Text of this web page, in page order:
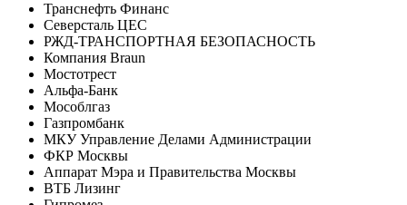
Транснефть Финанс
Северсталь ЦЕС
РЖД-ТРАНСПОРТНАЯ БЕЗОПАСНОСТЬ
Компания Braun
Мостотрест
Альфа-Банк
Мособлгаз
Газпромбанк
МКУ Управление Делами Администрации
ФКР Москвы
Аппарат Мэра и Правительства Москвы
ВТБ Лизинг